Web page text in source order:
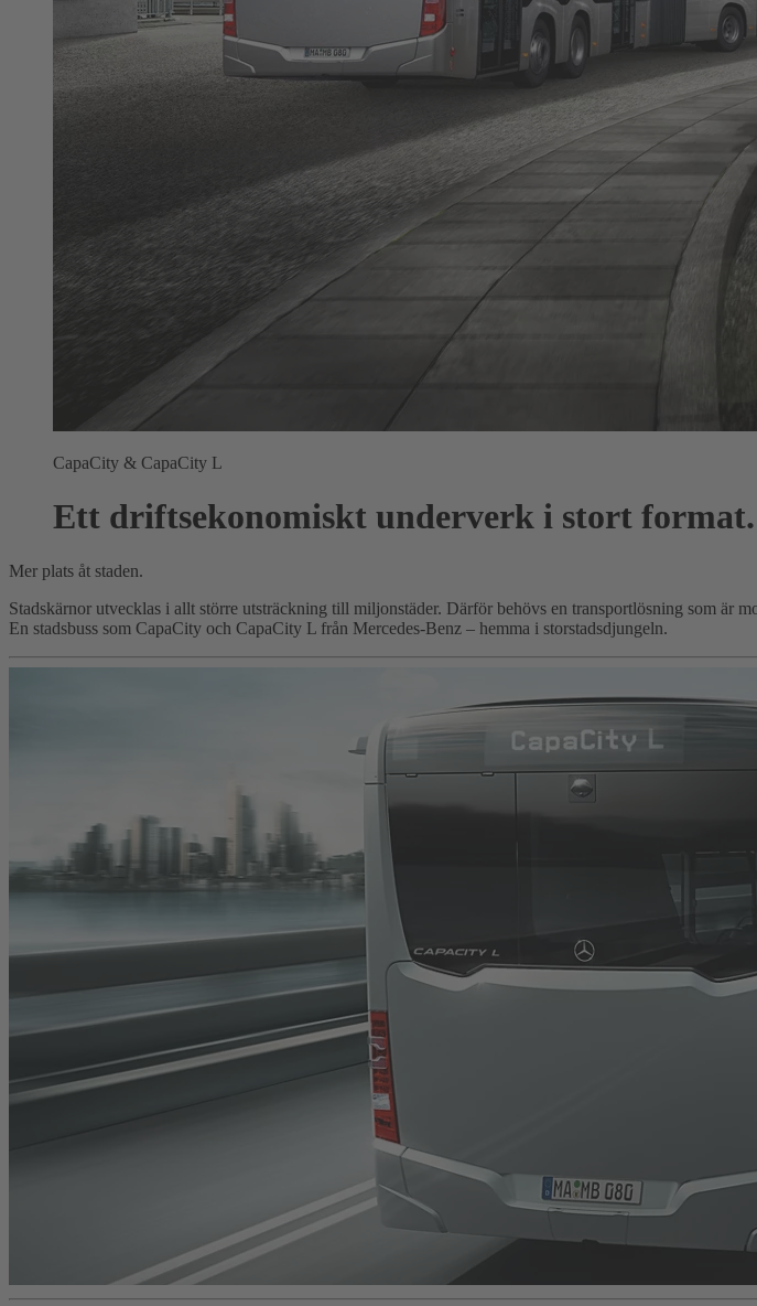
CapaCity & CapaCity L
Ett driftsekonomiskt underverk i stort format.
Mer plats åt staden.
Stadskärnor utvecklas i allt större utsträckning till miljonstäder. Därför behövs en transportlösning som är
En stadsbuss som CapaCity och CapaCity L från Mercedes-Benz – hemma i storstadsdjungeln.